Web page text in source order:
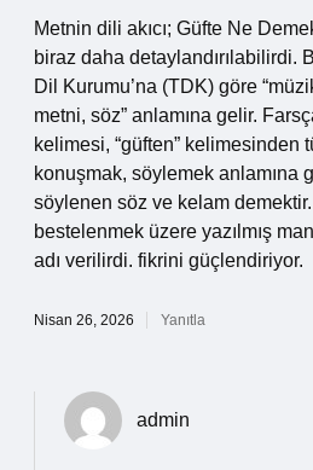
Metnin dili akıcı; Güfte Ne
biraz daha detaylandırılabilirdi.
Dil Kurumu’na (TDK) göre
metni, söz” anlamına gelir.
kelimesi, “güften” kelimesinden
konuşmak, söylemek anlamına
söylenen söz ve kelam
bestelenmek üzere yazılmış
adı verilirdi. fikrini güçlendiriyor.
Nisan 26, 2026 Yanıtla
admin